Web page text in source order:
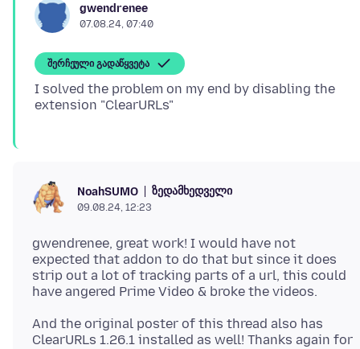
gwendrenee
07.08.24, 07:40
შერჩეული გადაწყვეტა
I solved the problem on my end by disabling the
NoahSUMO ზედამხედველი
09.08.24, 12:23
gwendrenee, great work! I would have not
expected that addon to do that but since it does
strip out a lot of tracking parts of a url, this could
And the original poster of this thread also has
ClearURLs 1.26.1 installed as well! Thanks again for